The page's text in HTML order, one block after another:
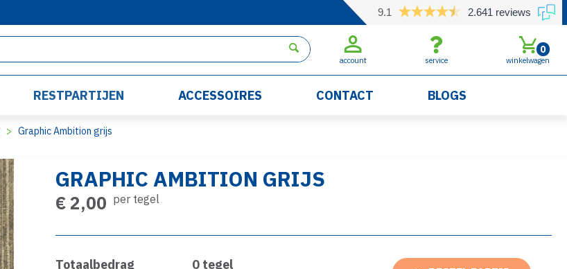
9.1 2.641 reviews
account service winkelwagen
0
RESTPARTIJEN ACCESSOIRES CONTACT BLOGS
Graphic Ambition grijs
GRAPHIC AMBITION GRIJS
€ 2,00 per tegel
Totaalbedrag
0 tegel